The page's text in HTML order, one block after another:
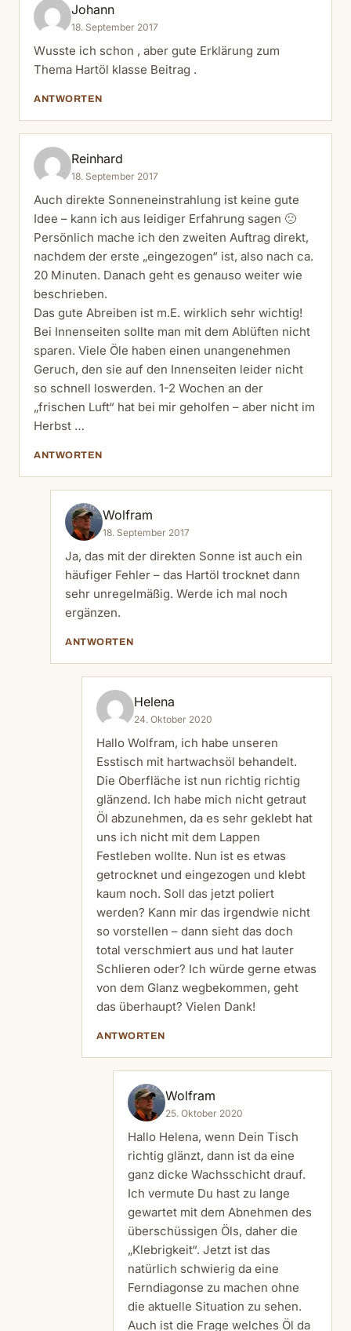
Johann
18. September 2017
Wusste ich schon , aber gute Erklärung zum
Thema Hartöl klasse Beitrag .
ANTWORTEN
Reinhard
18. September 2017
Auch direkte Sonneneinstrahlung ist keine gute
Idee – kann ich aus leidiger Erfahrung sagen 🙁
Persönlich mache ich den zweiten Auftrag direkt,
nachdem der erste „eingezogen“ ist, also nach ca.
20 Minuten. Danach geht es genauso weiter wie
beschrieben.
Das gute Abreiben ist m.E. wirklich sehr wichtig!
Bei Innenseiten sollte man mit dem Ablüften nicht
sparen. Viele Öle haben einen unangenehmen
Geruch, den sie auf den Innenseiten leider nicht
so schnell loswerden. 1-2 Wochen an der
„frischen Luft“ hat bei mir geholfen – aber nicht im
Herbst …
ANTWORTEN
Wolfram
18. September 2017
Ja, das mit der direkten Sonne ist auch ein
häufiger Fehler – das Hartöl trocknet dann
sehr unregelmäßig. Werde ich mal noch
ergänzen.
ANTWORTEN
Helena
24. Oktober 2020
Hallo Wolfram, ich habe unseren
Esstisch mit hartwachsöl behandelt.
Die Oberfläche ist nun richtig richtig
glänzend. Ich habe mich nicht getraut
Öl abzunehmen, da es sehr geklebt hat
uns ich nicht mit dem Lappen
Festleben wollte. Nun ist es etwas
getrocknet und eingezogen und klebt
kaum noch. Soll das jetzt poliert
werden? Kann mir das irgendwie nicht
so vorstellen – dann sieht das doch
total verschmiert aus und hat lauter
Schlieren oder? Ich würde gerne etwas
von dem Glanz wegbekommen, geht
das überhaupt? Vielen Dank!
ANTWORTEN
Wolfram
25. Oktober 2020
Hallo Helena, wenn Dein Tisch
richtig glänzt, dann ist da eine
ganz dicke Wachsschicht drauf.
Ich vermute Du hast zu lange
gewartet mit dem Abnehmen des
überschüssigen Öls, daher die
„Klebrigkeit“. Jetzt ist das
natürlich schwierig da eine
Ferndiagonse zu machen ohne
die aktuelle Situation zu sehen.
Auch ist die Frage welches Öl da